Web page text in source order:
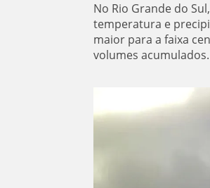
No Rio Grande do
temperatura e
maior para a faixa
volumes acumulados.